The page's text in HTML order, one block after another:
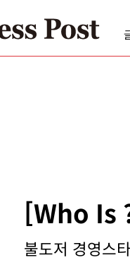
[Who Is
불도저 경영스